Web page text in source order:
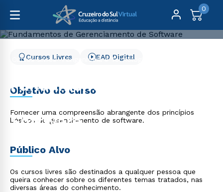
0
Cursos Livres
Engenharia e Tecnologia
Fundamentos de
Gerenciamento de
Software
Cursos Livres EAD Digital
Objetivo do curso
Fornecer uma compreensão abrangente dos princípios
básicos do gerenciamento de software.
Público Alvo
Os cursos livres são destinados a qualquer pessoa que
queira conhecer sobre os diferentes temas tratados, nas
diversas áreas do conhecimento.